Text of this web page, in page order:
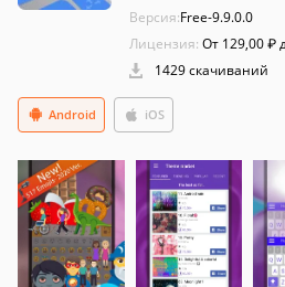
Версия:Free-9.9.0.0
Лицензия: От 129,00 ₽
1429 скачиваний
Android iOS